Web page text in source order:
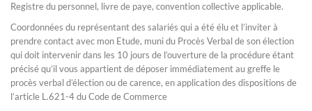
Registre du personnel, livre de paye, convention collective applicable.
Coordonnées du représentant des salariés qui a été élu et l’inviter à
prendre contact avec mon Etude, muni du Procès Verbal de son élection
qui doit intervenir dans les 10 jours de l’ouverture de la procédure étant
précisé qu’il vous appartient de déposer immédiatement au greffe le
procès verbal d’élection ou de carence, en application des dispositions de
l’article L.621-4 du Code de Commerce